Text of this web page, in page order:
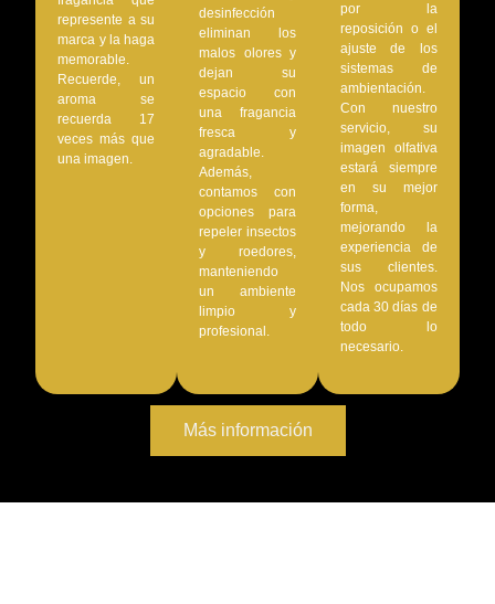
represente a su
marca y la haga
memorable.
Recuerde, un
aroma se
recuerda 17
veces más que
una imagen.
desinfección
eliminan los
malos olores y
dejan su
espacio con
una fragancia
fresca y
agradable.
Además,
contamos con
opciones para
repeler insectos
y roedores,
manteniendo
un ambiente
limpio y
profesional.
por la
reposición o el
ajuste de los
sistemas de
ambientación.
Con nuestro
servicio, su
imagen olfativa
estará siempre
en su mejor
forma,
mejorando la
experiencia de
sus clientes.
Nos ocupamos
cada 30 días de
todo lo
necesario.
Más información